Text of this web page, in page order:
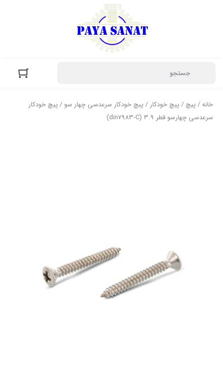
خانه/پیچ /پیچ خودکار /پیچ خودکار سرعدسی چهار سو / پیچ خودکار
سرعدسی چهارسو قطر 3.9 (din7983-C)